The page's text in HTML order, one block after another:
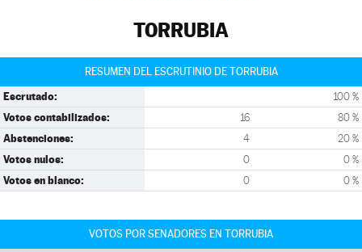
TORRUBIA
RESUMEN DEL ESCRUTINIO DE TORRUBIA
Escrutado: 100 %
Votos contabilizados: 16 80 %
Abstenciones: 4 20 %
Votos nulos: 0 0 %
Votos en blanco: 0 0 %
VOTOS POR SENADORES EN TORRUBIA